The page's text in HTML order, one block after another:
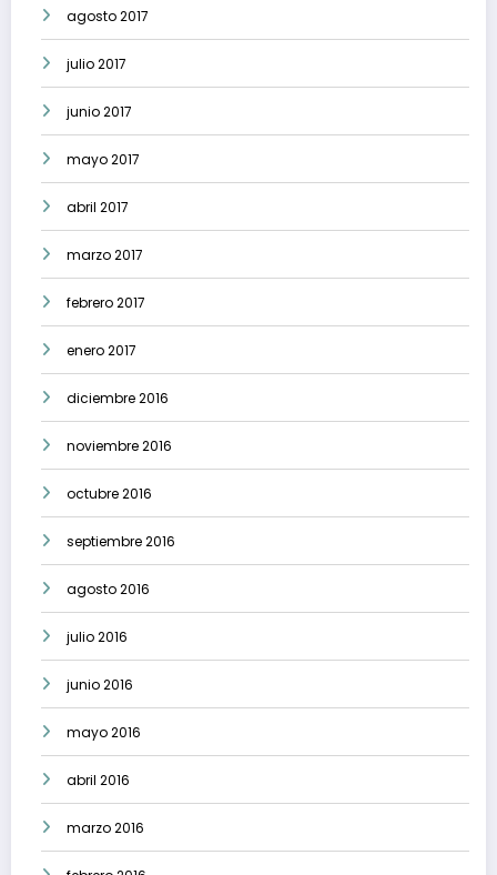
agosto 2017
julio 2017
junio 2017
mayo 2017
abril 2017
marzo 2017
febrero 2017
enero 2017
diciembre 2016
noviembre 2016
octubre 2016
septiembre 2016
agosto 2016
julio 2016
junio 2016
mayo 2016
abril 2016
marzo 2016